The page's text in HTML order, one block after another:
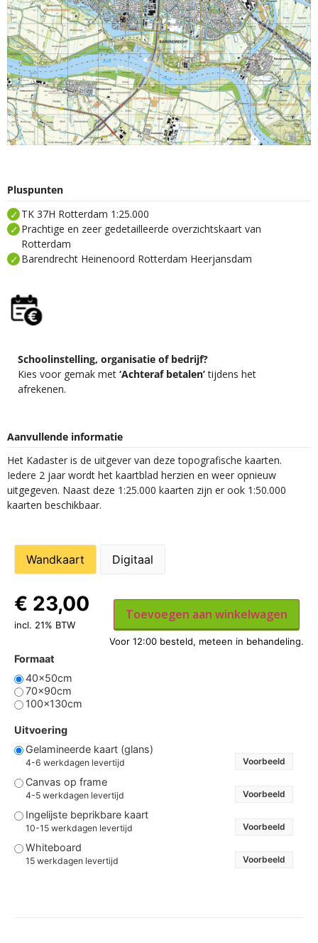
Pluspunten
TK 37H Rotterdam 1:25.000
Prachtige en zeer gedetailleerde overzichtskaart van
Rotterdam
Barendrecht Heinenoord Rotterdam Heerjansdam
Schoolinstelling, organisatie of bedrijf?
Kies voor gemak met ‘Achteraf betalen’tijdens het
afrekenen.
Aanvullende informatie
Het Kadaster is de uitgever van deze topografische kaarten.
Iedere 2 jaar wordt het kaartblad herzien en weer opnieuw
uitgegeven. Naast deze 1:25.000 kaarten zijn er ook 1:50.000
kaarten beschikbaar.
Wandkaart Digitaal
Formaat
40x50cm
70x90cm
100x130cm
Uitvoering
Gelamineerde kaart (glans)
4-6 werkdagen levertijd Voorbeeld
Canvas op frame
4-5 werkdagen levertijd Voorbeeld
Ingelijste beprikbare kaart
10-15 werkdagen levertijd Voorbeeld
Whiteboard
15 werkdagen levertijd Voorbeeld
€ 23,00
incl. 21% BTW
Toevoegen aan winkelwagen